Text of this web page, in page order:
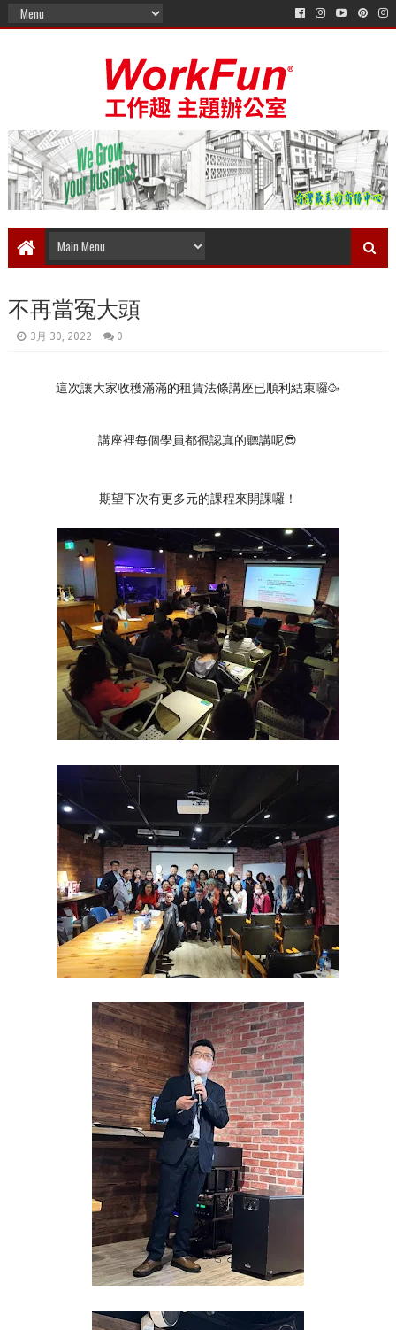
不再當冤大頭
3月 30, 2022 0
這次讓大家收穫滿滿的租賃法條講座已順利結束囉🥳
講座裡每個學員都很認真的聽講呢😎
期望下次有更多元的課程來開課囉！